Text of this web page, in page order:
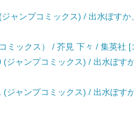
ャンプコミックス) / 出水ぽす
ミックス） / 芥見 下々 / 集英社 [
ジャンプコミックス) / 出水ぽす
ジャンプコミックス) / 出水ぽす